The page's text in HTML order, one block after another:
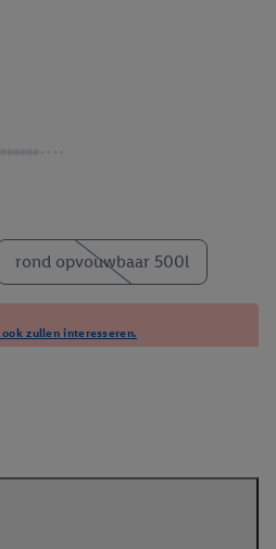
rond opvouwbaar 500l
zullen interesseren.